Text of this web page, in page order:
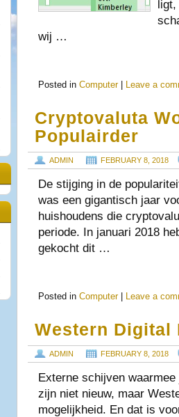
wij …
Posted in Computer Leave a
Cryptovaluta
Populairder
ADMIN FEBRUARY 8, 2018
De stijging in de
was een gigantisch jaar
huishoudens die
periode. In januari 2018
gekocht dit …
Posted in Computer Leave a
Western Digital
ADMIN FEBRUARY 8, 2018
Externe schijven
zijn niet nieuw, maar
mogelijkheid. En dat is